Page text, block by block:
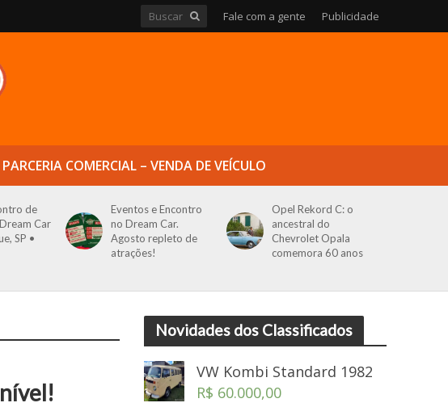
Fale com a gente Publicidade
PARCERIA COMERCIAL – VENDA DE VEÍCULO
de
Car
SP •
Eventos e Encontro
no Dream Car.
Agosto repleto de
atrações!
Opel Rekord C: o
ancestral do
Chevrolet Opala
comemora 60 anos
Novidades dos Classificados
VW Kombi Standard 1982
R$ 60.000,00